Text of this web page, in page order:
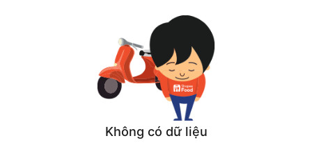
Không có dữ liệu